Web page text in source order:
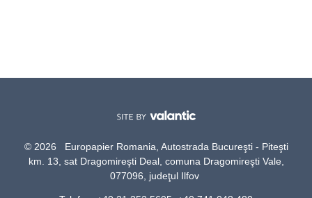
© 2026 Europapier Romania, Autostrada Bucureşti - Piteşti
km. 13, sat Dragomireşti Deal, comuna Dragomireşti Vale,
077096, judeţul Ilfov